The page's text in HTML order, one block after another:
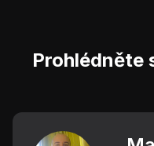
Prohlédněte